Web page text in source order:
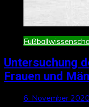
Untersuchung
Frauen und
6. November 2020